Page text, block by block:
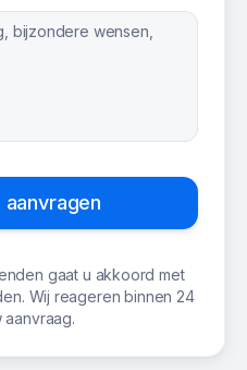
gaat u akkoord met
Wij reageren binnen 24
aanvraag.